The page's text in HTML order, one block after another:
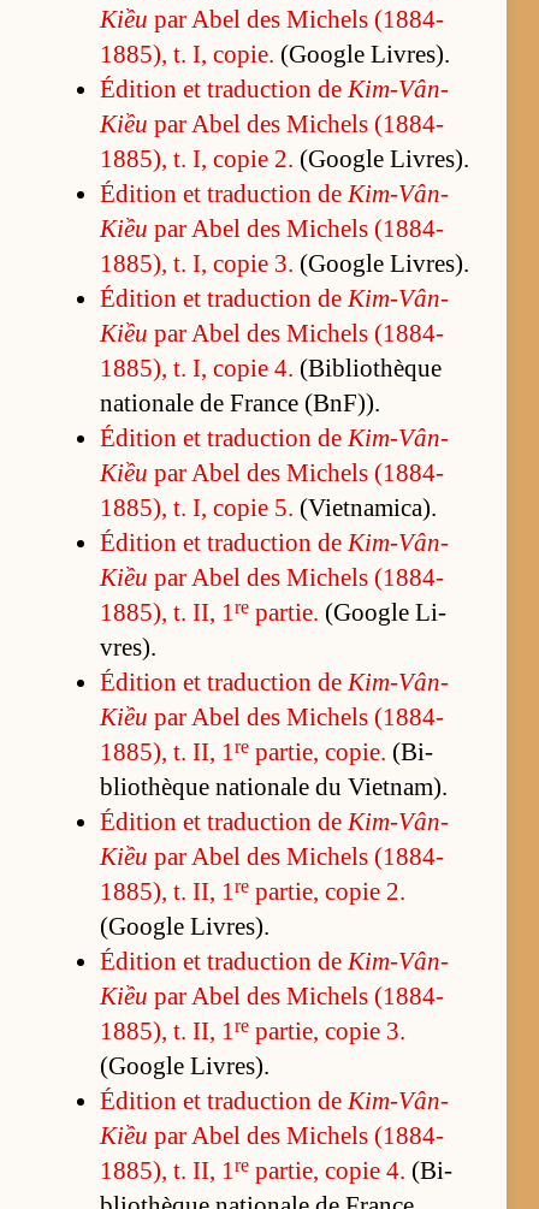
Kiều par Abel des Mi­chels (1884-
1885), t. I, co­pie. (Google Li­vres).
Édi­tion et tra­duc­tion de Kim-Vân-
Kiều par Abel des Mi­chels (1884-
1885), t. I, co­pie 2. (Google Li­vres).
Édi­tion et tra­duc­tion de Kim-Vân-
Kiều par Abel des Mi­chels (1884-
1885), t. I, co­pie 3. (Google Li­vres).
Édi­tion et tra­duc­tion de Kim-Vân-
Kiều par Abel des Mi­chels (1884-
1885), t. I, co­pie 4. (Bi­blio­thèque
na­tio­nale de France (BnF)).
Édi­tion et tra­duc­tion de Kim-Vân-
Kiều par Abel des Mi­chels (1884-
1885), t. I, co­pie 5. (Viet­na­mi­ca).
Édi­tion et tra­duc­tion de Kim-Vân-
Kiều par Abel des Mi­chels (1884-
1885), t. II, 1 repar­tie. (Google Li­
vres).
Édi­tion et tra­duc­tion de Kim-Vân-
Kiều par Abel des Mi­chels (1884-
1885), t. II, 1 repar­tie, co­pie. (Bi­
blio­thèque na­tio­nale du Viet­nam).
Édi­tion et tra­duc­tion de Kim-Vân-
Kiều par Abel des Mi­chels (1884-
1885), t. II, 1 repar­tie, co­pie 2.
(Google Li­vres).
Édi­tion et tra­duc­tion de Kim-Vân-
Kiều par Abel des Mi­chels (1884-
1885), t. II, 1 repar­tie, co­pie 3.
(Google Li­vres).
Édi­tion et tra­duc­tion de Kim-Vân-
Kiều par Abel des Mi­chels (1884-
1885), t. II, 1 repar­tie, co­pie 4. (Bi­